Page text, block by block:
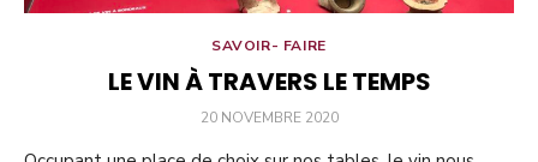
SAVOIR- FAIRE
LE VIN À TRAVERS LE TEMPS
PUBLIÉ
20 NOVEMBRE 2020